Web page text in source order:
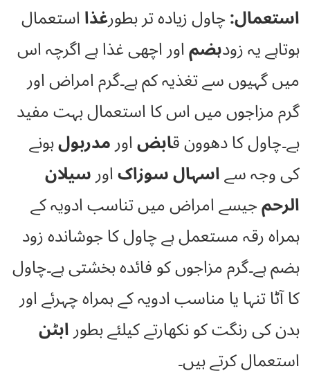
استعمال:چاول زیادہ تر بطورغذااستعمال
ہوتاہے یہ زودہضماور اچھی غذا ہے اگرچہ اس
میں گہیوں سے تغذیہ کم ہے۔گرم امراض اور
گرم مزاجوں میں اس کا استعمال بہت مفید
ہے۔چاول کا دھوون قابضاورمدربولہونے
کی وجہ سےاسہال سوزاکاورسیلان
الرحمجیسے امراض میں تناسب ادویہ کے
ہمراہ رقہ مستعمل ہے چاول کا جوشاندہ زود
ہضم ہے۔گرم مزاجوں کو فائدہ بخشتی ہے۔چاول
کا آٹا تنہا یا مناسب ادویہ کے ہمراہ چہرئے اور
بدن کی رنگت کو نکھارتے کیلئے بطورابٹن
استعمال کرتے ہیں۔